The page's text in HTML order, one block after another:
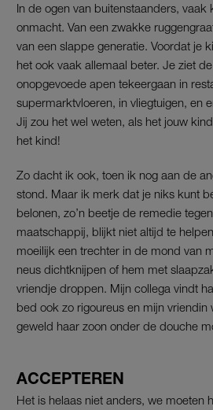
In de ogen van buitenstaanders, vaak
onmacht. Van een zwakke
van een slappe generatie. Voordat je
het ook vaak allemaal beter. Je ziet
onopgevoede apen tekeergaan in
supermarktvloeren, in vliegtuigen, en
Jij zou het wel weten, als het jouw
het kind!
Zo dacht ik ook, toen ik nog aan de
stond. Maar ik merk dat je niks kunt
belonen, zo’n beetje de remedie
maatschappij, blijkt niet altijd te
moeilijk een trechter in de mond van
neus dichtknijpen of hem met
vriendje droppen. Mijn collega vindt
bed ook zo rigoureus en mijn vriendin
geweld haar zoon onder de douche
ACCEPTEREN
Het is helaas niet anders, we moeten